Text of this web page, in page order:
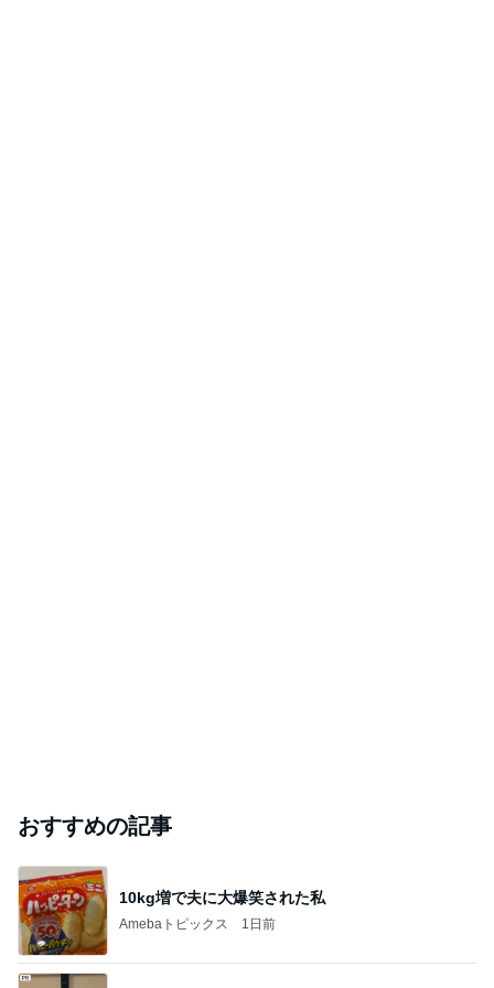
おすすめの記事
10kg増で夫に大爆笑された私
Amebaトピックス 1日前